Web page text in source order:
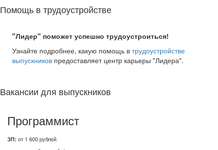
Помощь в трудоустройстве
"Лидер" поможет успешно трудоустроиться!
Узнайте подробнее, какую помощь в трудоустройстве
выпускников предоставляет центр карьеры "Лидера".
Вакансии для выпускников
Программист
ЗП: от 1 600 рублей